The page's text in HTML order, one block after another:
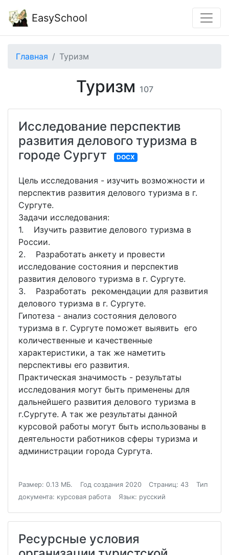
EasySchool
Главная Туризм
Туризм 107
Исследование перспектив
развития делового туризма в
городе Сургут
DOCX
Цель исследования - изучить возможности и
перспектив развития делового туризма в г.
Сургуте.
Задачи исследования:
1. Изучить развитие делового туризма в
России.
2. Разработать анкету и провести
исследование состояния и перспектив
развития делового туризма в г. Сургуте.
3. Разработать рекомендации для развития
делового туризма в г. Сургуте.
Гипотеза - анализ состояния делового
туризма в г. Сургуте поможет выявить его
количественные и качественные
характеристики, а так же наметить
перспективы его развития.
Практическая значимость - результаты
исследования могут быть применены для
дальнейшего развития делового туризма в
г.Сургуте. А так же результаты данной
курсовой работы могут быть использованы в
деятельности работников сферы туризма и
администрации города Сургута.
Размер: 0.13 МБ. Год создания 2020 Страниц: 43
Тип
документа: курсовая работа
Язык: русский
Ресурсные условия